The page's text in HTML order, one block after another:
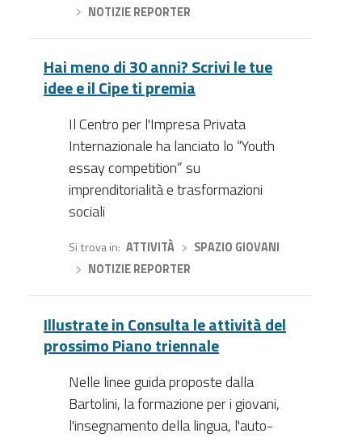
NOTIZIE REPORTER
Hai meno di 30 anni? Scrivi le tue
idee e il Cipe ti premia
Il Centro per l'Impresa Privata
Internazionale ha lanciato lo “Youth
essay competition” su
imprenditorialità e trasformazioni
sociali
Si trova in ATTIVITÀ›
SPAZIO GIOVANI
NOTIZIE REPORTER
Illustrate in Consulta le attività del
prossimo Piano triennale
Nelle linee guida proposte dalla
Bartolini, la formazione per i giovani,
l'insegnamento della lingua, l'auto-